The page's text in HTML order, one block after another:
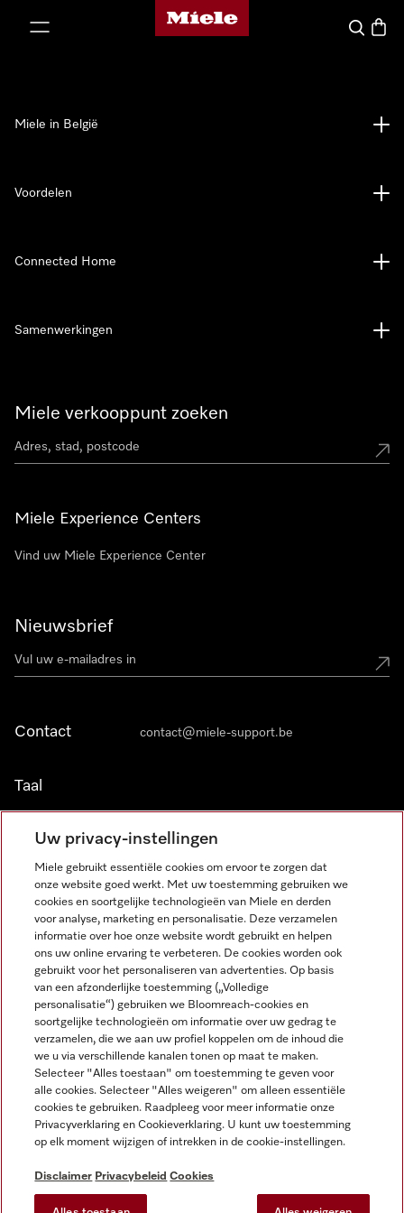
Miele homepage
Wat zoek
Miele verkooppunt zoeken
Miele Experience Centers
Vind uw Miele Experience Center
Nieuwsbrief
Contact contact@miele-support.be
Taal
NEDERLANDS
Miele in België
Voordelen
Connected Home
Samenwerkingen
Wettelijke Informatie
Algemene voorwaarden
Privacybeleid
Gebruiksvoorwaarden
Toegankelijkheidsverklaring
Digital Services Act
Miele op Facebook
Miele op Youtube
Miele op Instagram
Miele op Pinterest
Uw privacy-instellingen
Miele gebruikt essentiële cookies om ervoor te zorgen dat
onze website goed werkt. Met uw toestemming gebruiken we
cookies en soortgelijke technologieën van Miele en derden
voor analyse, marketing en personalisatie. Deze verzamelen
informatie over hoe onze website wordt gebruikt en helpen
ons uw online ervaring te verbeteren. De cookies worden ook
gebruikt voor het personaliseren van advertenties. Op basis
van een afzonderlijke toestemming („Volledige
personalisatie“) gebruiken we Bloomreach-cookies en
soortgelijke technologieën om informatie over uw gedrag te
verzamelen, die we aan uw profiel koppelen om de inhoud die
we u via verschillende kanalen tonen op maat te maken.
Selecteer "Alles toestaan" om toestemming te geven voor
alle cookies. Selecteer "Alles weigeren" om alleen essentiële
cookies te gebruiken. Raadpleeg voor meer informatie onze
Privacyverklaring en Cookieverklaring. U kunt uw toestemming
op elk moment wijzigen of intrekken in de cookie-instellingen.
Disclaimer Privacybeleid Cookies